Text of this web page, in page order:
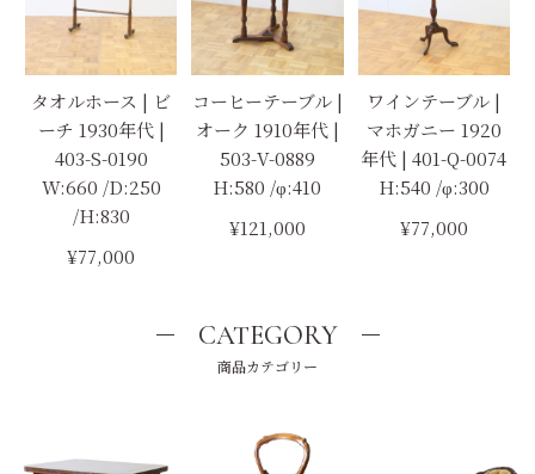
タオルホース | ビ
ーチ 1930年代 |
403-S-0190
W:660 /D:250
/H:830
¥77,000
コーヒーテーブル |
オーク 1910年代 |
503-V-0889
H:580 /φ:410
¥121,000
ワインテーブル |
マホガニー 1920
年代 | 401-Q-0074
H:540 /φ:300
¥77,000
CATEGORY
商品カテゴリー